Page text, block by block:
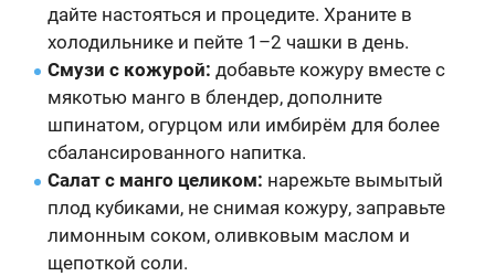
дайте настояться и процедите. Храните в
холодильнике и пейте 1–2 чашки в день.
Смузи с кожурой: добавьте кожуру вместе с
мякотью манго в блендер, дополните
шпинатом, огурцом или имбирём для более
сбалансированного напитка.
Салат с манго целиком: нарежьте вымытый
плод кубиками, не снимая кожуру, заправьте
лимонным соком, оливковым маслом и
щепоткой соли.